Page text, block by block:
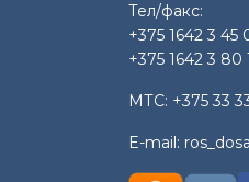
Тел/факс:
+375 1642 3 45
+375 1642 3 80
МТС: +375 33
E-mail: